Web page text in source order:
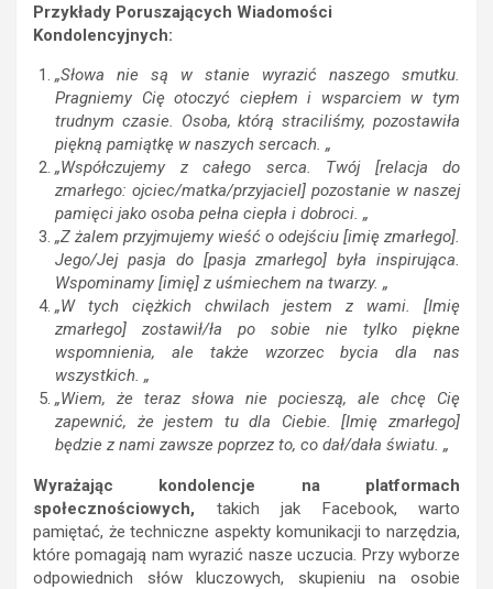
Przykłady Poruszających Wiadomości
Kondolencyjnych:
„Słowa nie są w stanie wyrazić naszego smutku.
Pragniemy Cię otoczyć ciepłem i wsparciem w tym
trudnym czasie. Osoba, którą straciliśmy, pozostawiła
piękną pamiątkę w naszych sercach. „
„Współczujemy z całego serca. Twój [relacja do
zmarłego: ojciec/matka/przyjaciel] pozostanie w naszej
pamięci jako osoba pełna ciepła i dobroci. „
„Z żalem przyjmujemy wieść o odejściu [imię zmarłego].
Jego/Jej pasja do [pasja zmarłego] była inspirująca.
Wspominamy [imię] z uśmiechem na twarzy. „
„W tych ciężkich chwilach jestem z wami. [Imię
zmarłego] zostawił/ła po sobie nie tylko piękne
wspomnienia, ale także wzorzec bycia dla nas
wszystkich. „
„Wiem, że teraz słowa nie pocieszą, ale chcę Cię
zapewnić, że jestem tu dla Ciebie. [Imię zmarłego]
będzie z nami zawsze poprzez to, co dał/dała światu. „
Wyrażając kondolencje na platformach
społecznościowych, takich jak Facebook, warto
pamiętać, że techniczne aspekty komunikacji to narzędzia,
które pomagają nam wyrazić nasze uczucia. Przy wyborze
odpowiednich słów kluczowych, skupieniu na osobie